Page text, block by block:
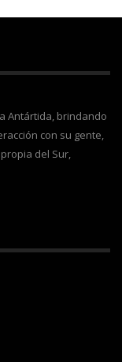
Antártida, brindando
con su gente,
del Sur,